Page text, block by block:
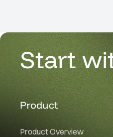
Start
Product
Product Overview